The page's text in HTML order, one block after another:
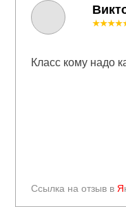
Ссылка на отзыв в Я
Класс кому надо